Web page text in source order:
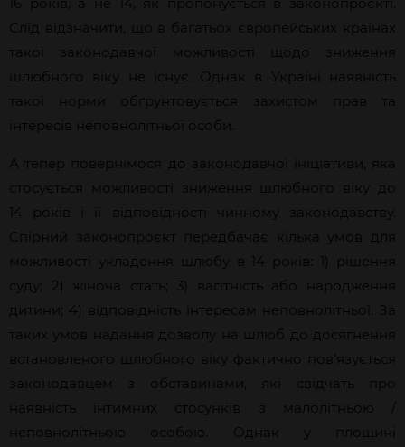
Слід відзначити, що в багатьох європейських країнах
такої законодавчої можливості щодо зниження
шлюбного віку не існує. Однак в Україні наявність
такої норми обґрунтовується захистом прав та
інтересів неповнолітньої особи.
А тепер повернімося до законодавчої ініціативи, яка
стосується можливості зниження шлюбного віку до
14 років і її відповідності чинному законодавству.
Спірний законопроєкт передбачає кілька умов для
можливості укладення шлюбу в 14 років: 1) рішення
суду; 2) жіноча стать; 3) вагітність або народження
дитини; 4) відповідність інтересам неповнолітньої. За
таких умов надання дозволу на шлюб до досягнення
встановленого шлюбного віку фактично пов’язується
законодавцем з обставинами, які свідчать про
наявність інтимних стосунків з малолітньою /
неповнолітньою особою. Однак у площині